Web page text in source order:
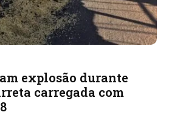
explosão durante
carregada com